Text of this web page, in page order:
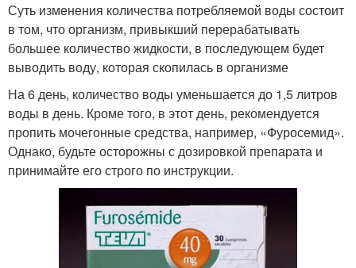
Суть изменения количества потребляемой воды состоит
в том, что организм, привыкший перерабатывать
большее количество жидкости, в последующем будет
выводить воду, которая скопилась в организме
На 6 день, количество воды уменьшается до 1,5 литров
воды в день. Кроме того, в этот день, рекомендуется
пропить мочегонные средства, например, «Фуросемид».
Однако, будьте осторожны с дозировкой препарата и
принимайте его строго по инструкции.